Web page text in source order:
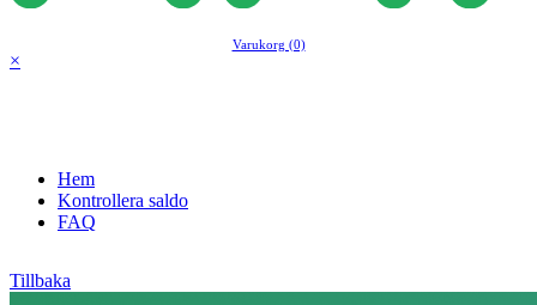
Varukorg (0)
×
Hem
Kontrollera saldo
FAQ
Tillbaka